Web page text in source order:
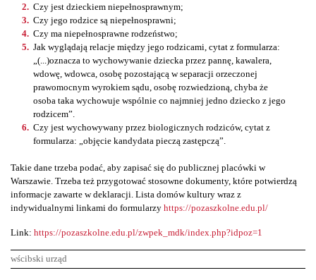
Czy jest dzieckiem niepełnosprawnym;
Czy jego rodzice są niepełnosprawni;
Czy ma niepełnosprawne rodzeństwo;
Jak wyglądają relacje między jego rodzicami, cytat z formularza:
„(...)oznacza to wychowywanie dziecka przez pannę, kawalera,
wdowę, wdowca, osobę pozostającą w separacji orzeczonej
prawomocnym wyrokiem sądu, osobę rozwiedzioną, chyba że
osoba taka wychowuje wspólnie co najmniej jedno dziecko z jego
rodzicem”.
Czy jest wychowywany przez biologicznych rodziców, cytat z
formularza: „objęcie kandydata pieczą zastępczą”.
Takie dane trzeba podać, aby zapisać się do publicznej placówki w
Warszawie. Trzeba też przygotować stosowne dokumenty, które potwierdzą
informacje zawarte w deklaracji. Lista domów kultury wraz z
indywidualnymi linkami do formularzy https://pozaszkolne.edu.pl/
Link: https://pozaszkolne.edu.pl/zwpek_mdk/index.php?idpoz=1
wścibski urząd